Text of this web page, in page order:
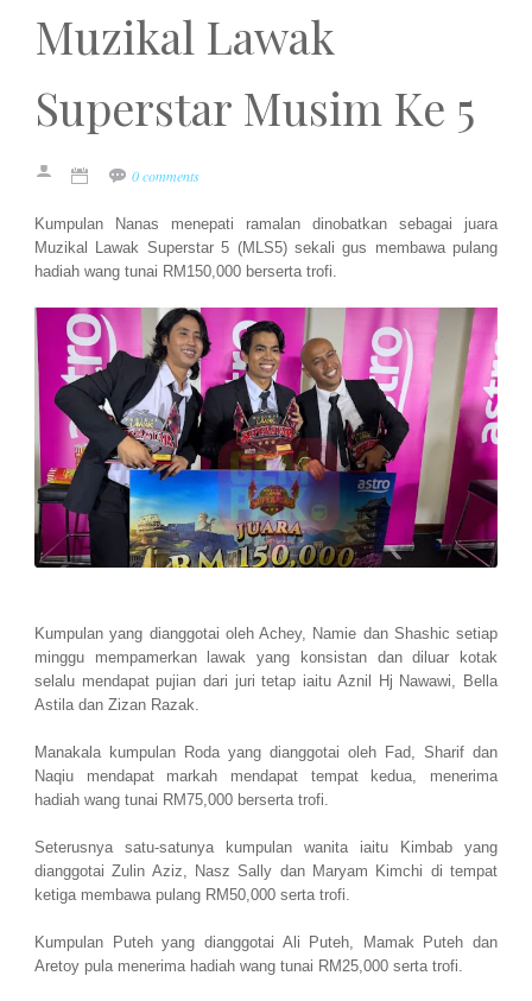
Muzikal Lawak
Superstar Musim Ke 5
0 comments
Kumpulan Nanas menepati ramalan dinobatkan sebagai juara
Muzikal Lawak Superstar 5 (MLS5) sekali gus membawa pulang
hadiah wang tunai RM150,000 berserta trofi.
Kumpulan yang dianggotai oleh Achey, Namie dan Shashic setiap
minggu mempamerkan lawak yang konsistan dan diluar kotak
selalu mendapat pujian dari juri tetap iaitu Aznil Hj Nawawi, Bella
Astila dan Zizan Razak.
Manakala kumpulan Roda yang dianggotai oleh Fad, Sharif dan
Naqiu mendapat markah mendapat tempat kedua, menerima
hadiah wang tunai RM75,000 berserta trofi.
Seterusnya satu-satunya kumpulan wanita iaitu Kimbab yang
dianggotai Zulin Aziz, Nasz Sally dan Maryam Kimchi di tempat
ketiga membawa pulang RM50,000 serta trofi.
Kumpulan Puteh yang dianggotai Ali Puteh, Mamak Puteh dan
Aretoy pula menerima hadiah wang tunai RM25,000 serta trofi.